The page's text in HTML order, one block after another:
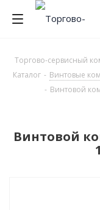
Торгово-сервисный
Каталог - Винтовые
- Винтовой
Винтовой